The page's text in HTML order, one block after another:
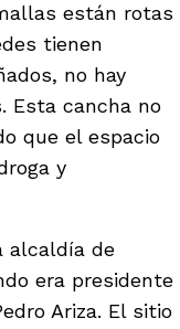
están rotas
tienen
no hay
Esta cancha no
que el espacio
y
alcaldía de
era presidente
Ariza. El sitio